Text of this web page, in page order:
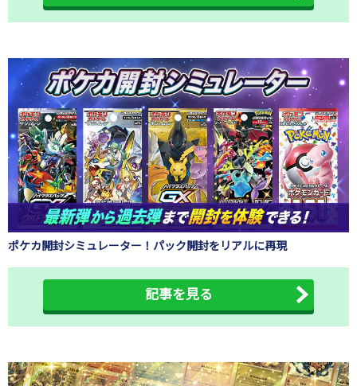
ポケカ開封シミュレーター！パック開封をリアルに再現
記事を見る